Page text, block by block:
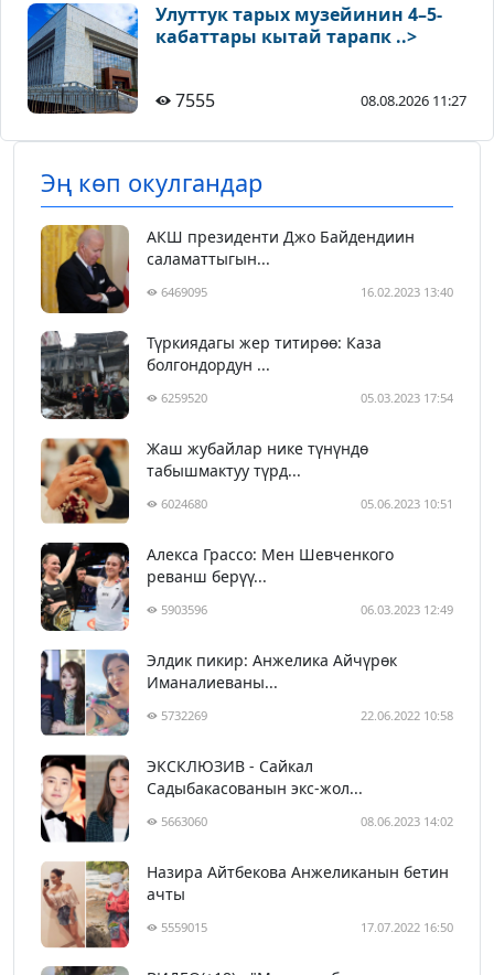
Улуттук тарых музейинин 4–5-
кабаттары кытай тарапк ..>
7555 08.08.2026 11:27
Эң көп окулгандар
АКШ президенти Джо Байдендиин
саламаттыгын...
6469095 16.02.2023 13:40
Түркиядагы жер титирөө: Каза
болгондордун ...
6259520 05.03.2023 17:54
Жаш жубайлар нике түнүндө
табышмактуу түрд...
6024680 05.06.2023 10:51
Алекса Грассо: Мен Шевченкого
реванш берүү...
5903596 06.03.2023 12:49
Элдик пикир: Анжелика Айчүрөк
Иманалиеваны...
5732269 22.06.2022 10:58
ЭКСКЛЮЗИВ - Сайкал
Садыбакасованын экс-жол...
5663060 08.06.2023 14:02
Назира Айтбекова Анжеликанын бетин
ачты
5559015 17.07.2022 16:50